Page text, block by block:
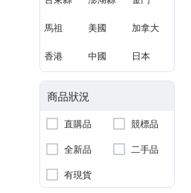
馬祖 美國 加拿大
香港 中國 日本
商品狀況
直購品
競標品
全新品
二手品
有現貨